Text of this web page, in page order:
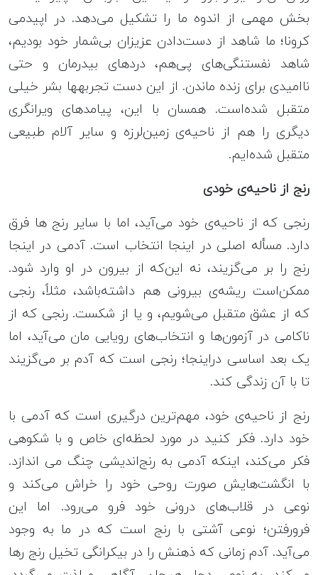
بخش مهمی از اندوه ما را تشکیل می‌دهد. در اپیدمی
کرونا؛ ما شاهد از دست‌دادن عزیزان بی‌شمار خود بودیم،
شاهد نفس‎تنگی‌های پی‌هم، دردهای بی‎درمان و حتی
ناامیدی برای زنده ماندن. از این دست تجربه‎ها بشر خیلی
متقبل شده‌است. همسان با این، پیامدهای ویران‎گری
دیگری را هم از ناحیه‌ی زمین‌لرزه و سایر آلام طبیعی
متقبل شده‌ایم.
رنج از ناحیه‌ی خودی
رنجی که از ناحیه‌ی خود می‌آید، اما با سایر رنج ها فرق
دارد. مسأله اصلی در اینجا انتخاب است. آدمی در اینجا
رنج را بر می‌گزیند، نه این‌که از بیرون در او وارد شود.
ممکن‌‌است ریشه‎‌ی بیرونی هم داشته‌باشد، مثلاً، رنجی
که از عشق متقبل می‌شویم، و یا از شکست. رنجی که از
ناکامی در آزمون‌ها و انتخاب‌های رویایی مان می‌آید، اما
یک بعد اساسی دراینجا؛ رنجی است که آدم بر می‌گزیند
تا با آن زندگی کند.
رنج از ناحیه‌ی خود، مهم‌ترین درگیری است که آدمی با
خود دارد. فکر کنید در مورد لحظه‌ای خاص و با شکوهی
فکر می‌کند، اینکه آدمی به رنج‌اندیشی چنگ می اندازد.
با انگشت‌هایش صورت روحی خود را خراش می‌کند و
نوعی در قلاب‌های درونی خود فرو می‌رود. اما این
فرورفتن؛ نوعی آشتی با رنج است که در ما به وجود
می‌آید. آدم زمانی که ذهنش را در بیکرانگی تخیل رنج رها